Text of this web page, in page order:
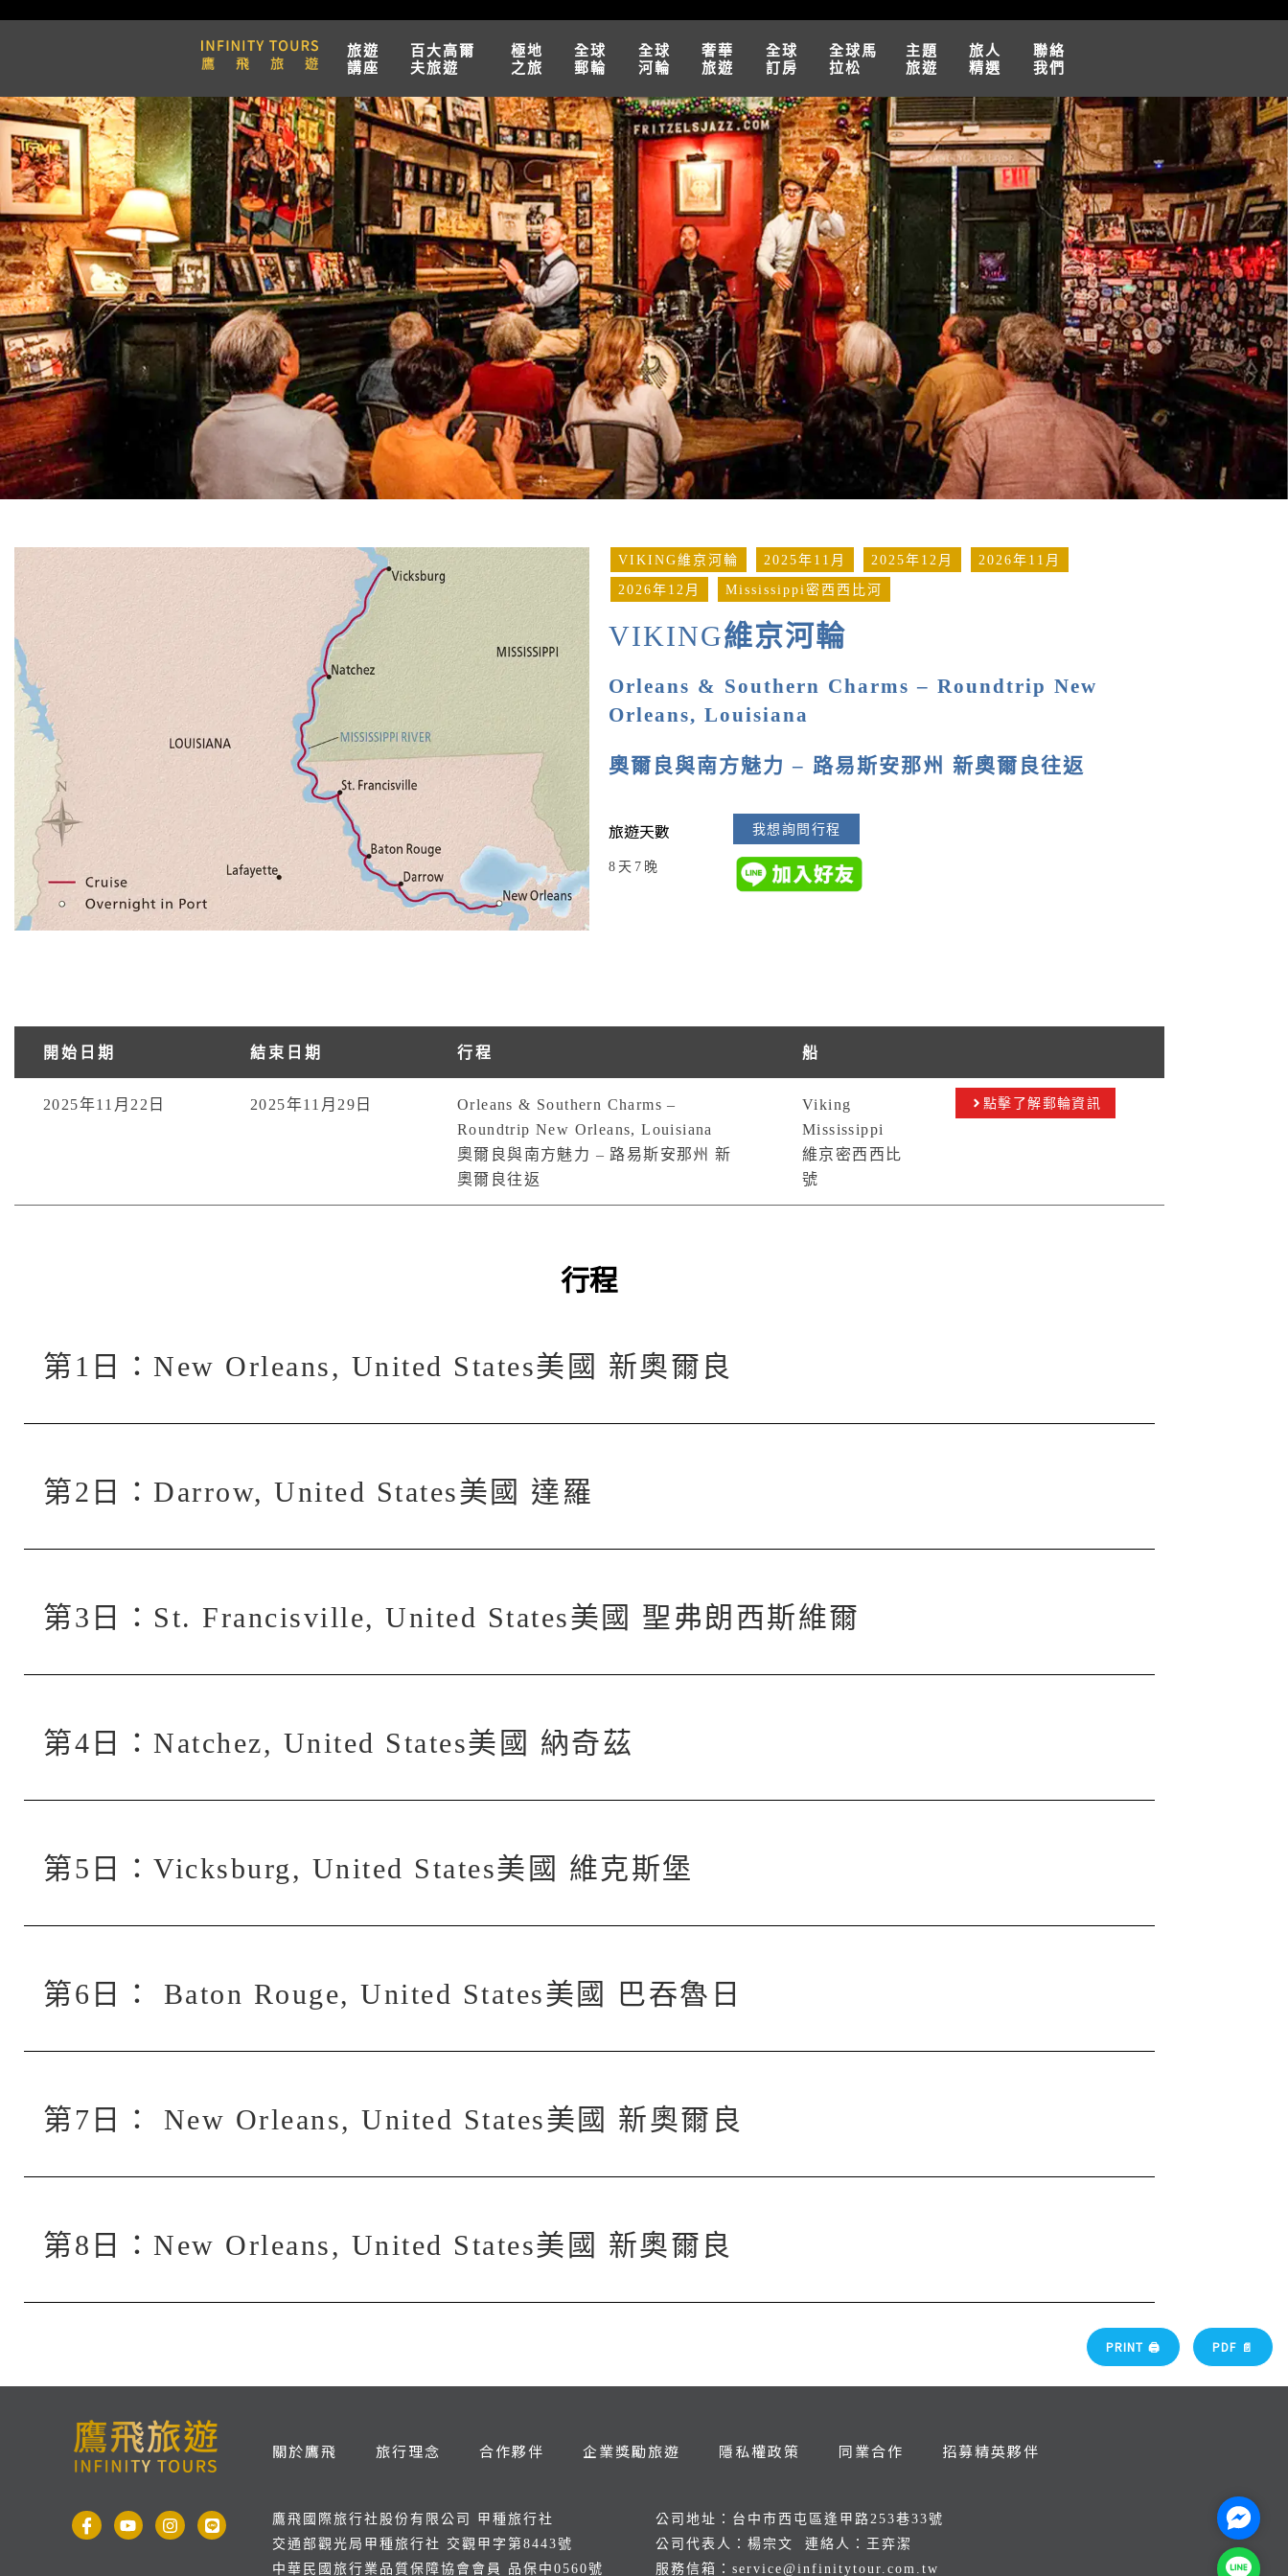
旅遊
講座
百大高爾
夫旅遊
極地
之旅
全球
郵輪
全球
河輪
奢華
旅遊
全球
訂房
全球馬
拉松
主題
旅遊
旅人
精選
聯絡
我們
VIKING維京河輪 2025年11月 2025年12月
2026年11月
2026年12月
Mississippi密西西比河
VIKING維京河輪
Orleans & Southern Charms – Roundtrip New
Orleans, Louisiana
奧爾良與南方魅力 – 路易斯安那州 新奧爾良往返
旅遊天數
8天7晚
我想詢問行程
開始日期 結束日期 行程 船
2025年11月22日 2025年11月29日
Orleans & Southern Charms –
Roundtrip New Orleans, Louisiana
奧爾良與南方魅力 – 路易斯安那州 新
奧爾良往返
Viking
Mississippi
維京密西西比
號
點擊了解郵輪資訊
行程
第1日：New Orleans, United States美國 新奧爾良
第2日：Darrow, United States美國 達羅
第3日：St. Francisville, United States美國 聖弗朗西斯維爾
第4日：Natchez, United States美國 納奇茲
第5日：Vicksburg, United States美國 維克斯堡
第6日： Baton Rouge, United States美國 巴吞魯日
第7日： New Orleans, United States美國 新奧爾良
第8日：New Orleans, United States美國 新奧爾良
PRINT 🖨 PDF 📄
關於鷹飛 旅行理念 合作夥伴 企業獎勵旅遊 隱私權政策 同業合作 招募精英夥伴
鷹飛國際旅行社股份有限公司 甲種旅行社
交通部觀光局甲種旅行社 交觀甲字第8443號
中華民國旅行業品質保障協會會員 品保中0560號
公司地址：台中市西屯區逢甲路253巷33號
公司代表人：楊宗文 連絡人：王弈潔
服務信箱： service@infinitytour.com.tw Line@